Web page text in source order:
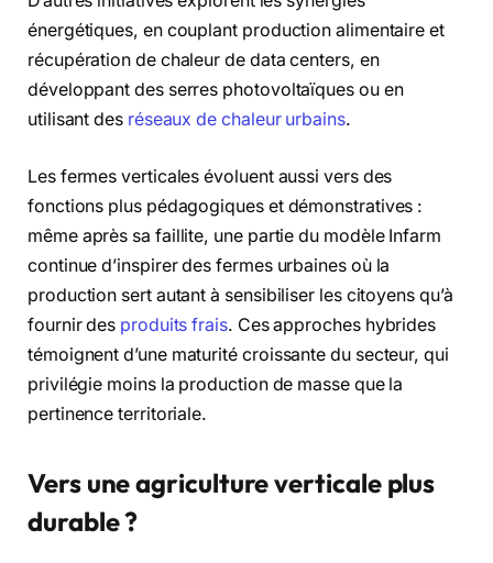
énergétiques, en couplant production alimentaire et
récupération de chaleur de data centers, en
développant des serres photovoltaïques ou en
utilisant des réseaux de chaleur urbains.
Les fermes verticales évoluent aussi vers des
fonctions plus pédagogiques et démonstratives :
même après sa faillite, une partie du modèle Infarm
continue d’inspirer des fermes urbaines où la
production sert autant à sensibiliser les citoyens qu’à
fournir des produits frais. Ces approches hybrides
témoignent d’une maturité croissante du secteur, qui
privilégie moins la production de masse que la
pertinence territoriale.
Vers une agriculture verticale plus
durable ?